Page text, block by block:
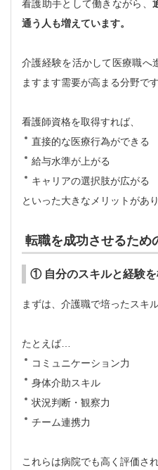
看護助手として働きながら、
通う人も増えています。
介護経験を活かして医療職へ
ますます需要が高まる分野です
看護師資格を取得すれば、
直接的な医療行為ができる
給与水準が上がる
キャリアの選択肢が広がる
といった大きなメリットがあり
転職を成功させるため
① 自分のスキルと経験を
まずは、介護職で培ったスキ
たとえば…
コミュニケーション力
身体介助スキル
状況判断・観察力
チーム連携力
これらは病院でも高く評価さ